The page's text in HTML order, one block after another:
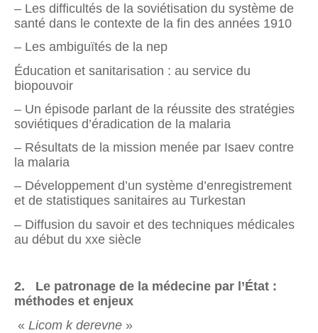
– Les difficultés de la soviétisation du système de
santé dans le contexte de la fin des années 1910
– Les ambiguïtés de la nep
Éducation et sanitarisation : au service du
biopouvoir
– Un épisode parlant de la réussite des stratégies
soviétiques d’éradication de la malaria
– Résultats de la mission menée par Isaev contre
la malaria
– Développement d’un système d’enregistrement
et de statistiques sanitaires au Turkestan
– Diffusion du savoir et des techniques médicales
au début du xxe siècle
2. Le patronage de la médecine par l’État :
méthodes et enjeux
« Licom k derevne »